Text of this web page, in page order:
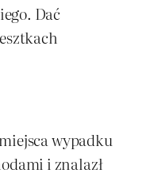
Dać
wypadku
i znalazł